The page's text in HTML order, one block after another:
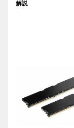
解説